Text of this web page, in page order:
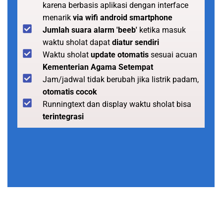
karena berbasis aplikasi dengan interface
menarik via wifi android smartphone
Jumlah suara alarm 'beeb' ketika masuk
waktu sholat dapat diatur sendiri
Waktu sholat update otomatis sesuai acuan
Kementerian Agama Setempat
Jam/jadwal tidak berubah jika listrik padam,
otomatis cocok
Runningtext dan display waktu sholat bisa
terintegrasi